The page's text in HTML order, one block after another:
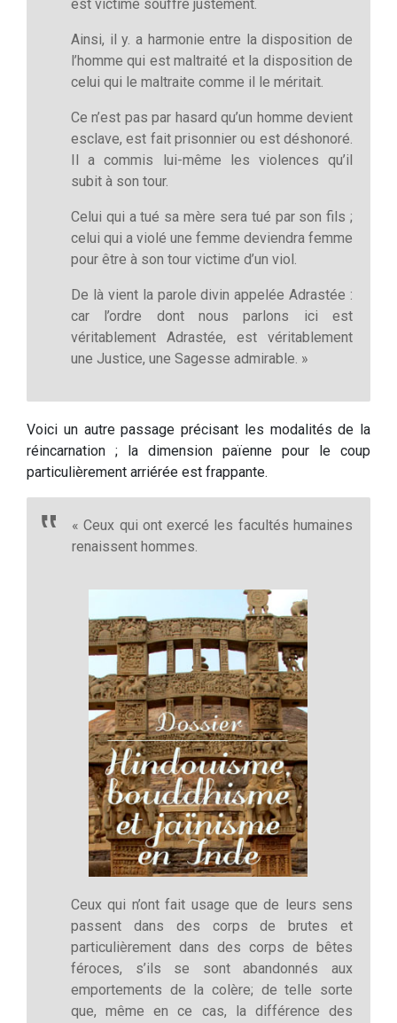
est victime souffre justement.
Ainsi, il y. a harmonie entre la disposition de
l’homme qui est maltraité et la disposition de
celui qui le maltraite comme il le méritait.
Ce n’est pas par hasard qu’un homme devient
esclave, est fait prisonnier ou est déshonoré.
Il a commis lui-même les violences qu’il
subit à son tour.
Celui qui a tué sa mère sera tué par son fils ;
celui qui a violé une femme deviendra femme
pour être à son tour victime d’un viol.
De là vient la parole divin appelée Adrastée :
car l’ordre dont nous parlons ici est
véritablement Adrastée, est véritablement
une Justice, une Sagesse admirable. »
Voici un autre passage précisant les modalités de la
réincarnation ; la dimension païenne pour le coup
particulièrement arriérée est frappante.
« Ceux qui ont exercé les facultés humaines
renaissent hommes.
Ceux qui n’ont fait usage que de leurs sens
passent dans des corps de brutes et
particulièrement dans des corps de bêtes
féroces, s’ils se sont abandonnés aux
emportements de la colère; de telle sorte
que, même en ce cas, la différence des